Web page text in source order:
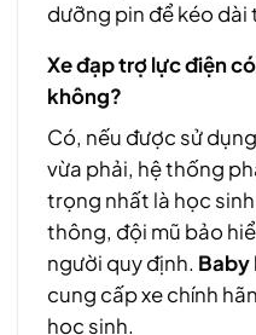
dưỡng pin để kéo dài
Xe đạp trợ lực điện
không?
Có, nếu được sử
vừa phải, hệ thống
trọng nhất là học
thông, đội mũ bảo
người quy định. Baby
cung cấp xe chính
học sinh.